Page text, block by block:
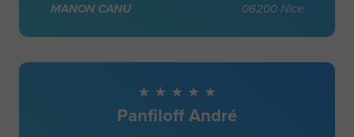
MANON CANU 06200 Nice
Panfiloff André